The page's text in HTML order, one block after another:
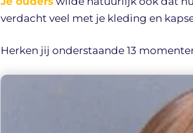
verdacht veel met je kleding en
Herken jij onderstaande 13